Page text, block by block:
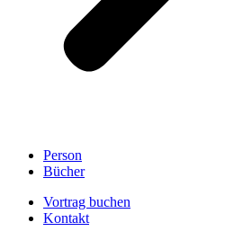
Person
Bücher
Vortrag buchen
Kontakt